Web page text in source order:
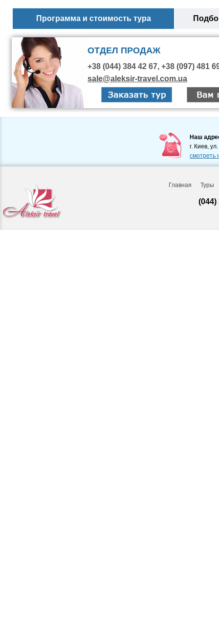
Программа и стоимость тура
ОТДЕЛ ПРОДАЖ
+38 (044) 384 42 67, +38 (097) 481
sale@aleksir-travel.com.ua
Наш
г. Киев,
смотреть
Главная Туры
(044)